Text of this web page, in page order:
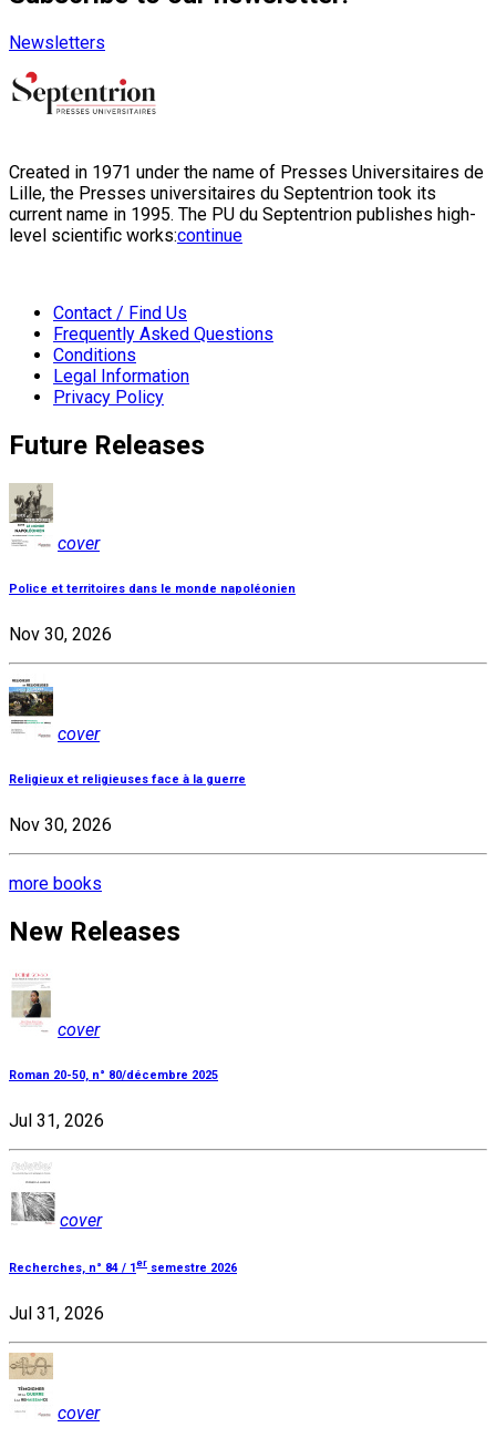
Newsletters
Created in 1971 under the name of Presses Universitaires de
Lille, the Presses universitaires du Septentrion took its
current name in 1995. The PU du Septentrion publishes high-
level scientific works:continue
Contact / Find Us
Frequently Asked Questions
Conditions
Legal Information
Privacy Policy
Future Releases
cover
Police et territoires dans le monde napoléonien
Nov 30, 2026
cover
Religieux et religieuses face à la guerre
Nov 30, 2026
more books
New Releases
cover
Roman 20-50, n° 80/décembre 2025
Jul 31, 2026
cover
Recherches, n° 84 / 1 er semestre 2026
Jul 31, 2026
cover